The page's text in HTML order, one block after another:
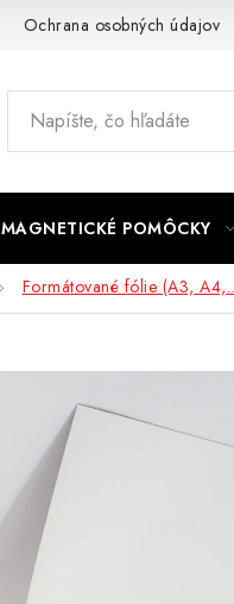
Ochrana osobných údajov
MAGNETICKÉ POMÔCKY
Formátované fólie (A3,